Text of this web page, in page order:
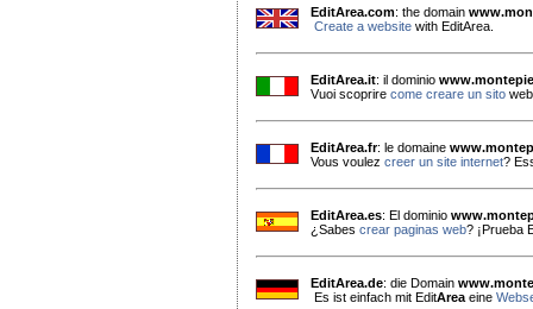
EditArea.com: the domain
Create a website with EditArea.
EditArea.it: il dominio
Vuoi scoprire come creare un sito
EditArea.fr: le domaine
Vous voulez creer un site internet?
EditArea.es: El dominio
¿Sabes crear paginas web? ¡Prueba
EditArea.de: die Domain
Es ist einfach mit EditArea eine